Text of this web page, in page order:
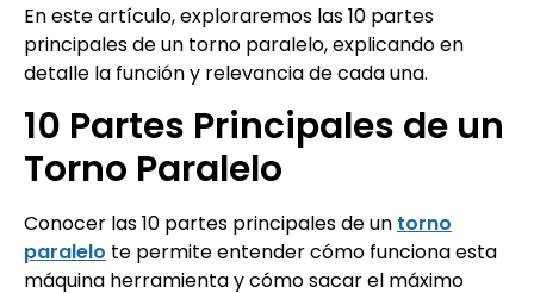
En este artículo, exploraremos las 10 partes
principales de un torno paralelo, explicando en
detalle la función y relevancia de cada una.
10 Partes Principales de un
Torno Paralelo
Conocer las 10 partes principales de un torno
paralelo te permite entender cómo funciona esta
máquina herramienta y cómo sacar el máximo